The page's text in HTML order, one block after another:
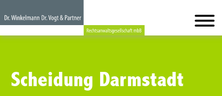
Scheidung Darmstadt